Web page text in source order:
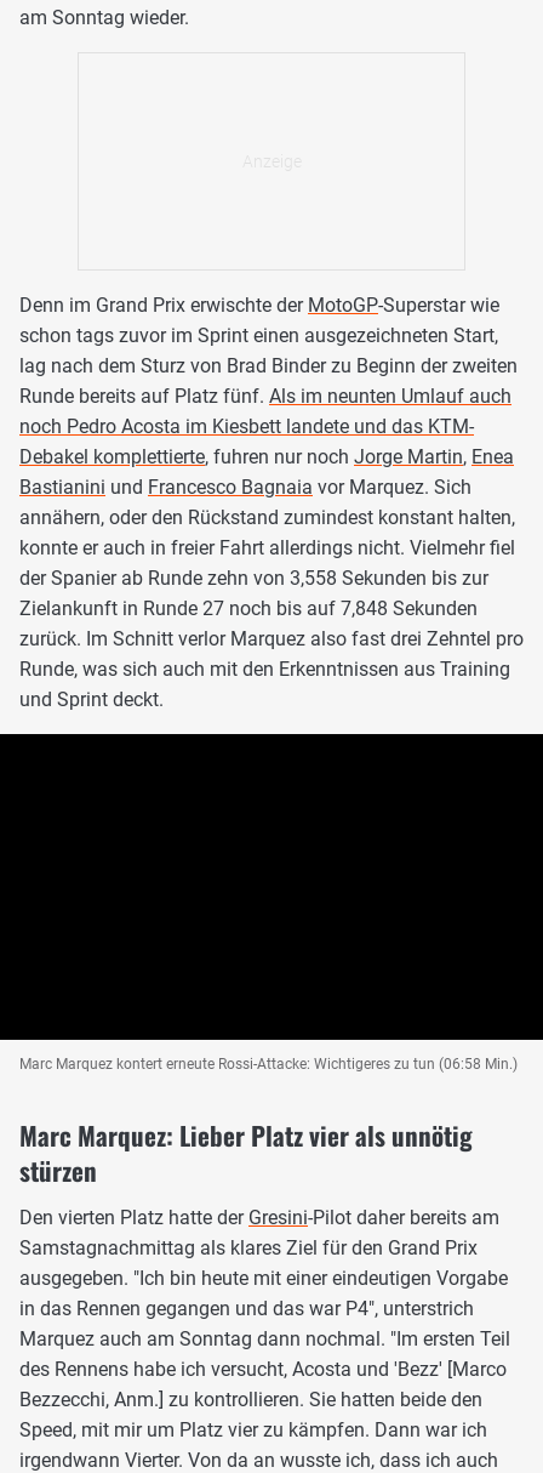
am Sonntag wieder.
Denn im Grand Prix erwischte der MotoGP-Superstar wie
schon tags zuvor im Sprint einen ausgezeichneten Start,
lag nach dem Sturz von Brad Binder zu Beginn der zweiten
Runde bereits auf Platz fünf. Als im neunten Umlauf auch
noch Pedro Acosta im Kiesbett landete und das KTM-
Debakel komplettierte, fuhren nur noch Jorge Martin, Enea
Bastianini und Francesco Bagnaia vor Marquez. Sich
annähern, oder den Rückstand zumindest konstant halten,
konnte er auch in freier Fahrt allerdings nicht. Vielmehr fiel
der Spanier ab Runde zehn von 3,558 Sekunden bis zur
Zielankunft in Runde 27 noch bis auf 7,848 Sekunden
zurück. Im Schnitt verlor Marquez also fast drei Zehntel pro
Runde, was sich auch mit den Erkenntnissen aus Training
und Sprint deckt.
Marc Marquez kontert erneute Rossi-Attacke: Wichtigeres zu tun (06:58 Min.)
Marc Marquez: Lieber Platz vier als unnötig
stürzen
Den vierten Platz hatte der Gresini-Pilot daher bereits am
Samstagnachmittag als klares Ziel für den Grand Prix
ausgegeben. "Ich bin heute mit einer eindeutigen Vorgabe
in das Rennen gegangen und das war P4", unterstrich
Marquez auch am Sonntag dann nochmal. "Im ersten Teil
des Rennens habe ich versucht, Acosta und 'Bezz' [Marco
Bezzecchi, Anm.] zu kontrollieren. Sie hatten beide den
Speed, mit mir um Platz vier zu kämpfen. Dann war ich
irgendwann Vierter. Von da an wusste ich, dass ich auch